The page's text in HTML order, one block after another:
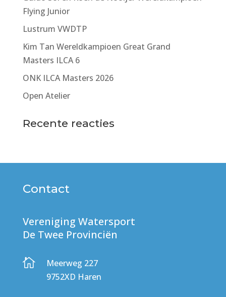
Flying Junior
Lustrum VWDTP
Kim Tan Wereldkampioen Great Grand
Masters ILCA 6
ONK ILCA Masters 2026
Open Atelier
Recente reacties
Contact
Vereniging Watersport
De Twee Provinciën

Meerweg 227
9752XD Haren